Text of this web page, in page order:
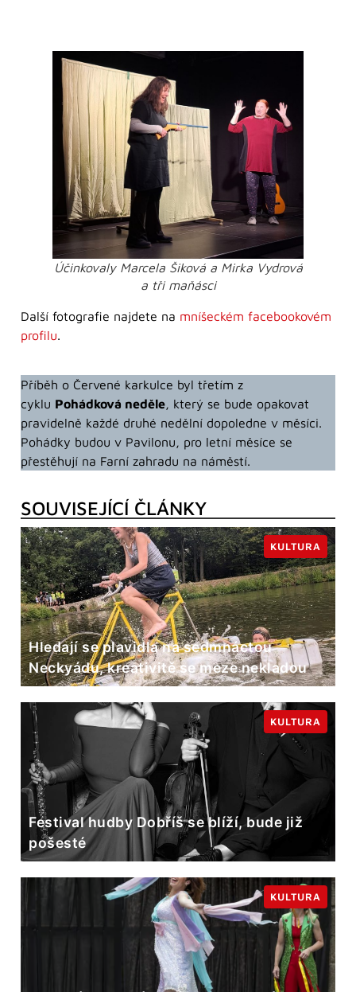
Účinkovaly Marcela Šiková a Mirka Vydrová
a tři maňásci
Další fotografie najdete na mníšeckém facebookovém
profilu.
Příběh o Červené karkulce byl třetím z
cyklu Pohádková neděle, který se bude opakovat
pravidelně každé druhé nedělní dopoledne v měsíci.
Pohádky budou v Pavilonu, pro letní měsíce se
přestěhují na Farní zahradu na náměstí.
SOUVISEJÍCÍ ČLÁNKY
Hledají se plavidla na sedmnáctou
Neckyádu, kreativitě se meze nekladou
KULTURA
Festival hudby Dobříš se blíží, bude již
pošesté
KULTURA
KULTURA